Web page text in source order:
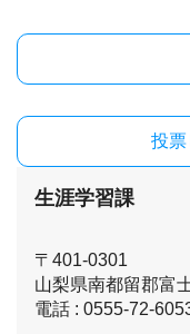
投票
生涯学習課
〒401-0301
山梨県南都留郡富
電話 : 0555-72-